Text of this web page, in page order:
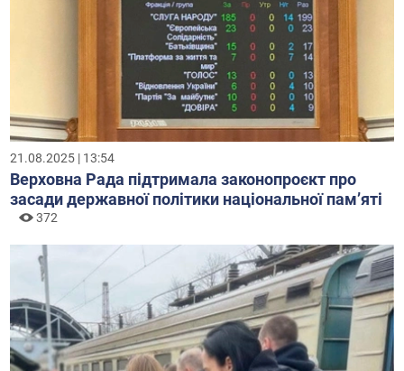
21.08.2025 | 13:54
Верховна Рада підтримала законопроєкт про
засади державної політики національної памʼяті
372